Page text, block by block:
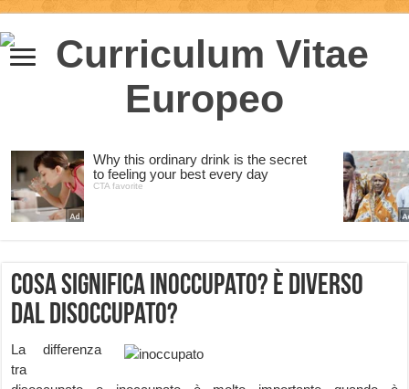
Cosa significa inoccupato? È diverso
dal disoccupato?
La differenza
tra